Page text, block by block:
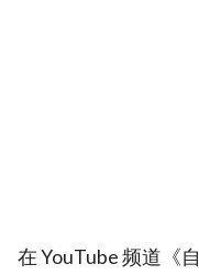
在 YouTube 频道《